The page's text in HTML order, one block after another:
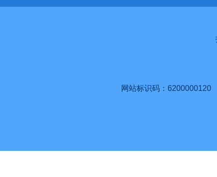
网站标识码：6200000120